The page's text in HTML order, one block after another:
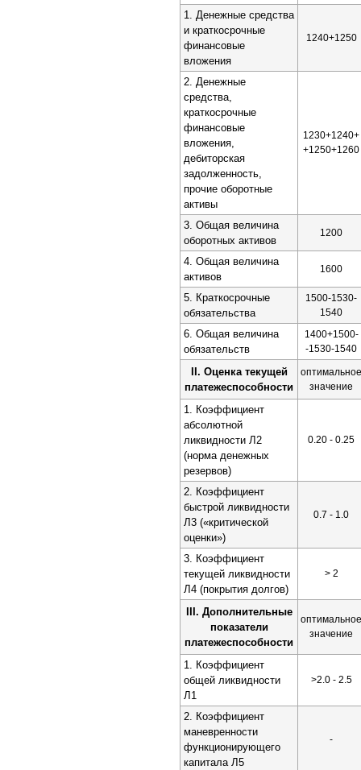
1. Денежные средства
и краткосрочные
финансовые
вложения
1240+1250
2. Денежные
средства,
краткосрочные
финансовые
вложения,
дебиторская
задолженность,
прочие оборотные
активы
1230+1240+
+1250+1260
3. Общая величина
оборотных активов
1200
4. Общая величина
активов
1600
5. Краткосрочные
обязательства
1500-1530-
1540
6. Общая величина
обязательств
1400+1500-
-1530-1540
II. Оценка текущей
платежеспособности
оптимальное
значение
1. Коэффициент
абсолютной
ликвидности Л2
(норма денежных
резервов)
0.20 - 0.25
2. Коэффициент
быстрой ликвидности
Л3 («критической
оценки»)
0.7 - 1.0
3. Коэффициент
текущей ликвидности
Л4 (покрытия долгов)
> 2
III. Дополнительные
показатели
платежеспособности
оптимальное
значение
1. Коэффициент
общей ликвидности
Л1
>2.0 - 2.5
2. Коэффициент
маневренности
функционирующего
капитала Л5
-